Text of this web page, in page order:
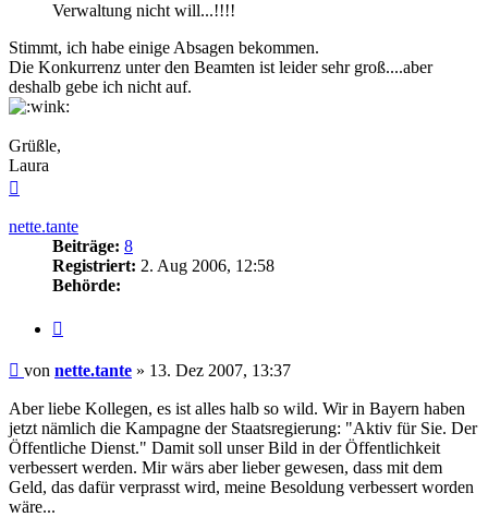
Verwaltung nicht will...!!!!
Stimmt, ich habe einige Absagen bekommen.
Die Konkurrenz unter den Beamten ist leider sehr groß....aber
deshalb gebe ich nicht auf.
Grüßle,
Laura
nette.tante
Beiträge: 8
Registriert: 2. Aug 2006, 12:58
Behörde:
Beitrag
von nette.tante » 13. Dez 2007, 13:37
Aber liebe Kollegen, es ist alles halb so wild. Wir in Bayern haben
jetzt nämlich die Kampagne der Staatsregierung: "Aktiv für Sie. Der
Öffentliche Dienst." Damit soll unser Bild in der Öffentlichkeit
verbessert werden. Mir wärs aber lieber gewesen, dass mit dem
Geld, das dafür verprasst wird, meine Besoldung verbessert worden
wäre...